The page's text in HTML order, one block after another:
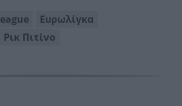
Ευρωλίγκα
Ρικ Πιτίνο